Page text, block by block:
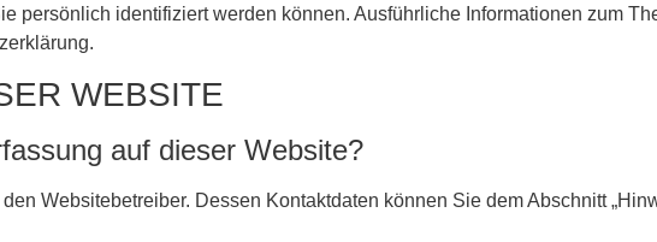
persönlich identifiziert werden können. Ausführliche Informationen zum
WEBSITE
auf dieser Website?
Websitebetreiber. Dessen Kontaktdaten können Sie dem Abschnitt